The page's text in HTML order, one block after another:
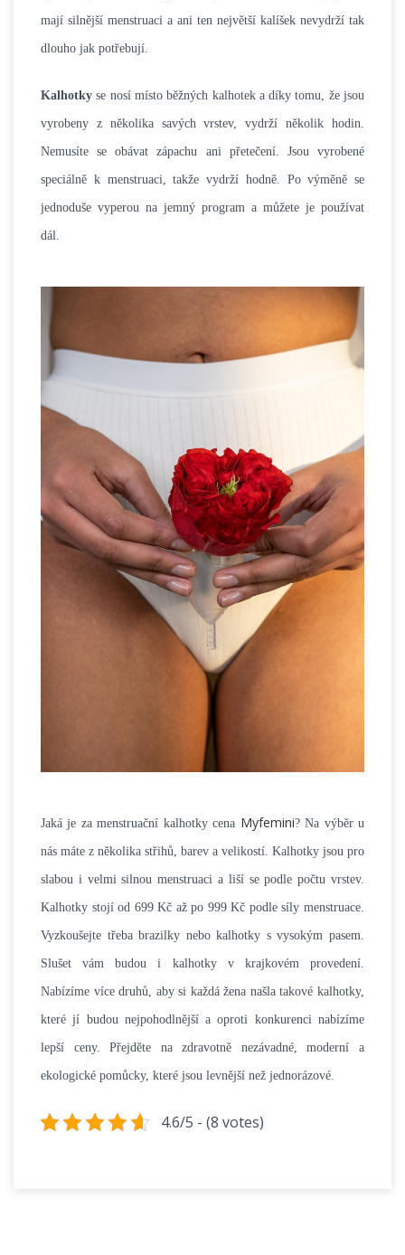
mají silnější menstruaci a ani ten největší kalíšek nevydrží tak
dlouho jak potřebují.
Kalhotky se nosí místo běžných kalhotek a díky tomu, že jsou
vyrobeny z několika savých vrstev, vydrží několik hodin.
Nemusíte se obávat zápachu ani přetečení. Jsou vyrobené
speciálně k menstruaci, takže vydrží hodně. Po výměně se
jednoduše vyperou na jemný program a můžete je používat
dál.
Jaká je za menstruační kalhotky cena Myfemini? Na výběr u
nás máte z několika střihů, barev a velikostí. Kalhotky jsou pro
slabou i velmi silnou menstruaci a liší se podle počtu vrstev.
Kalhotky stojí od 699 Kč až po 999 Kč podle síly menstruace.
Vyzkoušejte třeba brazilky nebo kalhotky s vysokým pasem.
Slušet vám budou i kalhotky v krajkovém provedení.
Nabízíme více druhů, aby si každá žena našla takové kalhotky,
které jí budou nejpohodlnější a oproti konkurenci nabízíme
lepší ceny. Přejděte na zdravotně nezávadné, moderní a
ekologické pomůcky, které jsou levnější než jednorázové.
4.6/5 - (8 votes)